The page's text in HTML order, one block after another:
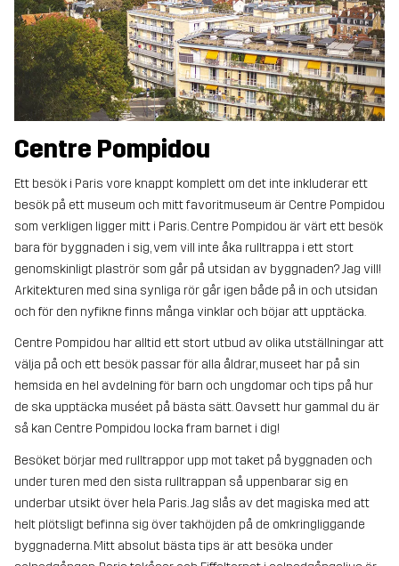
Centre Pompidou
Ett besök i Paris vore knappt komplett om det inte inkluderar ett
besök på ett museum och mitt favoritmuseum är Centre Pompidou
som verkligen ligger mitt i Paris. Centre Pompidou är värt ett besök
bara för byggnaden i sig, vem vill inte åka rulltrappa i ett stort
genomskinligt plaströr som går på utsidan av byggnaden? Jag vill!
Arkitekturen med sina synliga rör går igen både på in och utsidan
och för den nyfikne finns många vinklar och böjar att upptäcka.
Centre Pompidou har alltid ett stort utbud av olika utställningar att
välja på och ett besök passar för alla åldrar, museet har på sin
hemsida en hel avdelning för barn och ungdomar och tips på hur
de ska upptäcka muséet på bästa sätt. Oavsett hur gammal du är
så kan Centre Pompidou locka fram barnet i dig!
Besöket börjar med rulltrappor upp mot taket på byggnaden och
under turen med den sista rulltrappan så uppenbarar sig en
underbar utsikt över hela Paris. Jag slås av det magiska med att
helt plötsligt befinna sig över takhöjden på de omkringliggande
byggnaderna. Mitt absolut bästa tips är att besöka under